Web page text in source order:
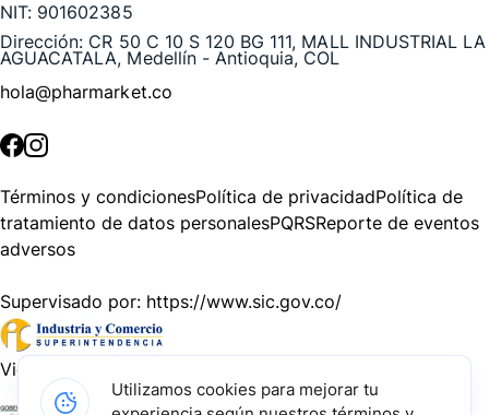
NIT: 901602385
Dirección: CR 50 C 10 S 120 BG 111, MALL INDUSTRIAL LA
AGUACATALA, Medellín - Antioquia, COL
hola@pharmarket.co
Términos y condicionesPolítica de privacidadPolítica de
tratamiento de datos personalesPQRSReporte de eventos
adversos
Supervisado por: https://www.sic.gov.co/
Vigilado por:
Utilizamos cookies para mejorar tu